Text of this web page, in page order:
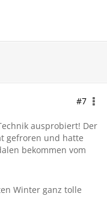
#7
ausprobiert! Der
gefroren und hatte
bekommen vom
Winter ganz tolle